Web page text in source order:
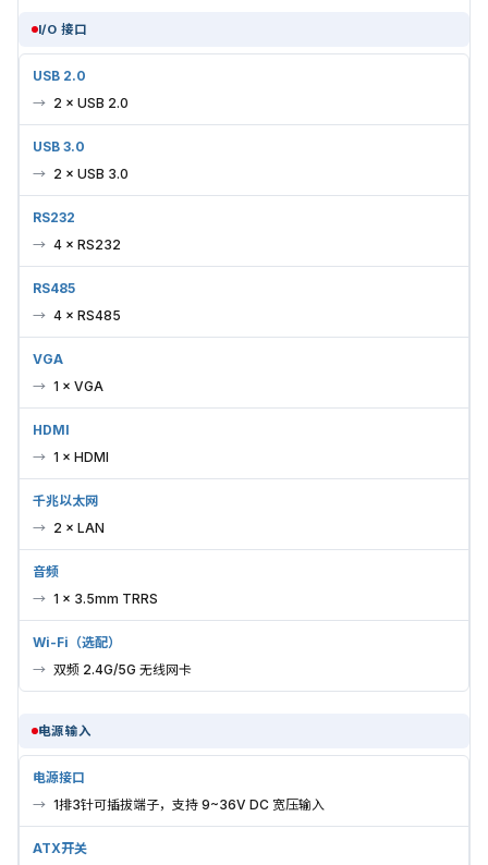
I/O 接口
USB 2.0
2 × USB 2.0
USB 3.0
2 × USB 3.0
RS232
4 × RS232
RS485
4 × RS485
VGA
1 × VGA
HDMI
1 × HDMI
千兆以太网
2 × LAN
音频
1 × 3.5mm TRRS
Wi-Fi（选配）
双频 2.4G/5G 无线网卡
电源输入
电源接口
1排3针可插拔端子，支持 9~36V DC 宽压输入
ATX开关